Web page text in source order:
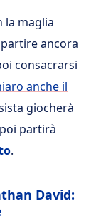
la maglia
ancora
consacrarsi
anche il
giocherà
partirà
.
David: